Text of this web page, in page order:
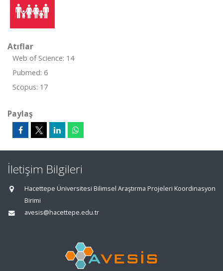
Atıflar
Web of Science: 14
Pubmed: 6
Scopus: 17
Paylaş
İletişim Bilgileri
Hacettepe Üniversitesi Bilimsel Araştırma Projeleri Koordinasyon
Birimi
avesis@hacettepe.edu.tr